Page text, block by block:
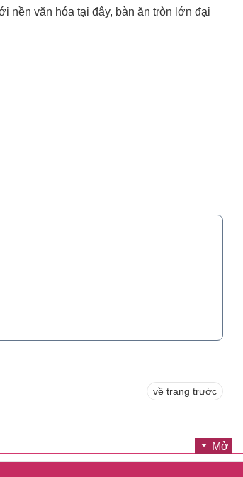
nền văn hóa tại đây, bàn ăn tròn lớn đại
về trang trước
Mở